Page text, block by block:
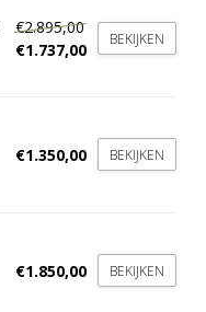
€2.895,00
€1.737,00
BEKIJKEN
€1.350,00 BEKIJKEN
€1.850,00 BEKIJKEN